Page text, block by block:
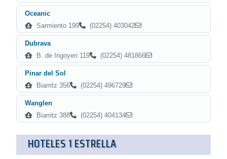
Oceanic
Sarmiento 199
(02254) 403042
Dubrava
B. de Irigoyen 119
(02254) 481866
Pinar del Sol
Biarritz 356
(02254) 496729
Wanglen
Biarritz 388
(02254) 404134
HOTELES 1 ESTRELLA